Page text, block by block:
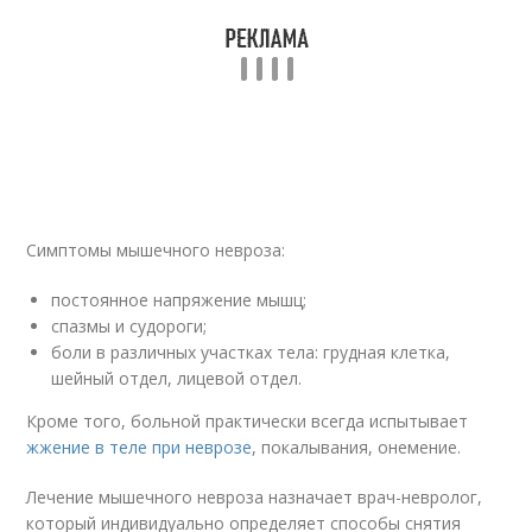
Симптомы мышечного невроза:
постоянное напряжение мышц;
спазмы и судороги;
боли в различных участках тела: грудная клетка,
шейный отдел, лицевой отдел.
Кроме того, больной практически всегда испытывает
жжение в теле при неврозе, покалывания, онемение.
Лечение мышечного невроза назначает врач-невролог,
который индивидуально определяет способы снятия